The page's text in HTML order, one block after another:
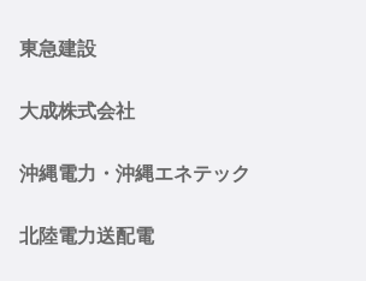
東急建設
大成株式会社
沖縄電力・沖縄エネテック
北陸電力送配電